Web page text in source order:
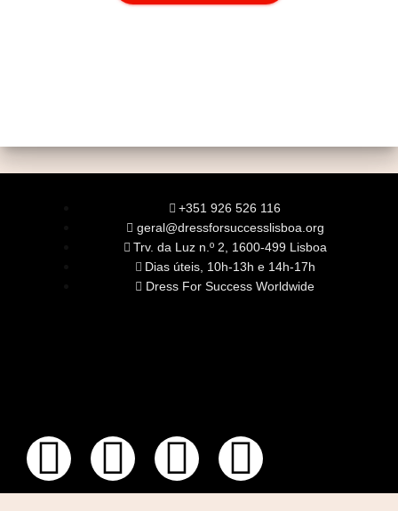
+351 926 526 116
geral@dressforsuccesslisboa.org
Trv. da Luz n.º 2, 1600-499 Lisboa
Dias úteis, 10h-13h e 14h-17h
Dress For Success Worldwide